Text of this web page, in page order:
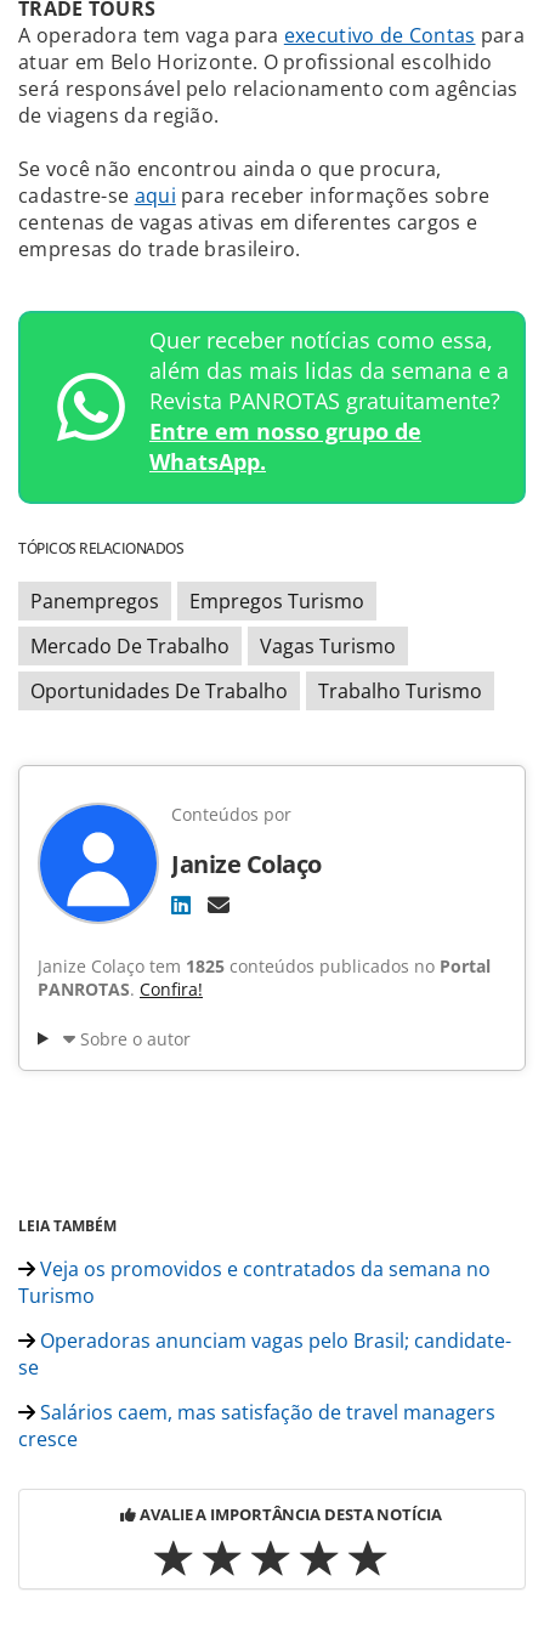
TRADE TOURS
A operadora tem vaga para executivo de Contas para
atuar em Belo Horizonte. O profissional escolhido
será responsável pelo relacionamento com agências
de viagens da região.
Se você não encontrou ainda o que procura,
cadastre-se aqui para receber informações sobre
centenas de vagas ativas em diferentes cargos e
empresas do trade brasileiro.
Quer receber notícias como essa,
além das mais lidas da semana e a
Revista PANROTAS gratuitamente?
Entre em nosso grupo de
WhatsApp.
TÓPICOS RELACIONADOS
Panempregos
Empregos Turismo
Mercado De Trabalho
Vagas Turismo
Oportunidades De Trabalho
Trabalho Turismo
Conteúdos por
Janize Colaço
Janize Colaço tem 1825 conteúdos publicados no Portal
PANROTAS. Confira!
Sobre o autor
LEIA TAMBÉM
Veja os promovidos e contratados da semana no
Turismo
Operadoras anunciam vagas pelo Brasil; candidate-
se
Salários caem, mas satisfação de travel managers
cresce
AVALIE A IMPORTÂNCIA DESTA NOTÍCIA